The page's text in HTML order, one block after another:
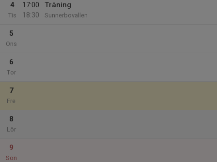
4
Tis
17:00
18:30
Träning
Sunnerbovallen
5
Ons
6
Tor
7
Fre
8
Lör
9
Sön